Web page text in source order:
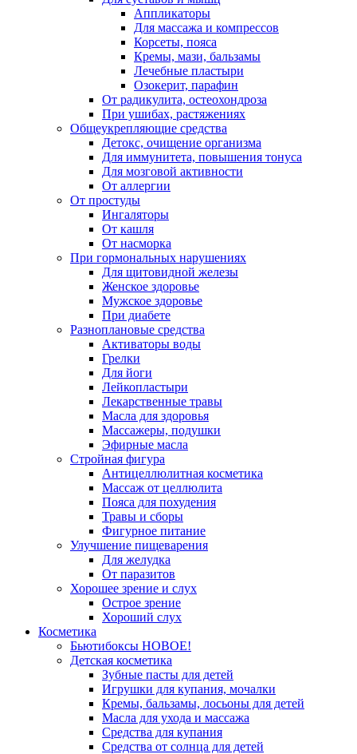
Аппликаторы
Для массажа и компрессов
Корсеты, пояса
Кремы, мази, бальзамы
Лечебные пластыри
Озокерит, парафин
От радикулита, остеохондроза
При ушибах, растяжениях
Общеукрепляющие средства
Детокс, очищение организма
Для иммунитета, повышения тонуса
Для мозговой активности
От аллергии
От простуды
Ингаляторы
От кашля
От насморка
При гормональных нарушениях
Для щитовидной железы
Женское здоровье
Мужское здоровье
При диабете
Разноплановые средства
Активаторы воды
Грелки
Для йоги
Лейкопластыри
Лекарственные травы
Масла для здоровья
Массажеры, подушки
Эфирные масла
Стройная фигура
Антицеллюлитная косметика
Массаж от целлюлита
Пояса для похудения
Травы и сборы
Фигурное питание
Улучшение пищеварения
Для желудка
От паразитов
Хорошее зрение и слух
Острое зрение
Хороший слух
Косметика
Бьютибоксы НОВОЕ!
Детская косметика
Зубные пасты для детей
Игрушки для купания, мочалки
Кремы, бальзамы, лосьоны для детей
Масла для ухода и массажа
Средства для купания
Средства от солнца для детей